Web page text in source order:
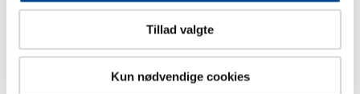
Tillad valgte
Kun nødvendige cookies